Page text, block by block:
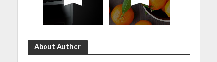
About Author